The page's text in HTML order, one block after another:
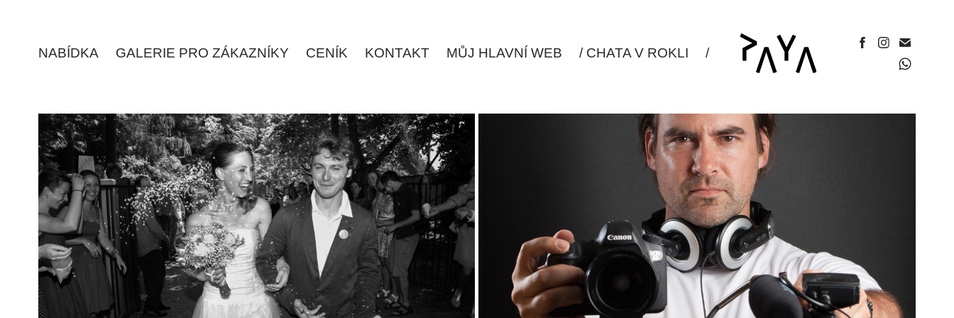
NABÍDKA GALERIE PRO ZÁKAZNÍKY CENÍK KONTAKT MŮJ HLAVNÍ WEB / CHATA V ROKLI /
SVATBY
2026
ATELIER / PORTRÉT
2026